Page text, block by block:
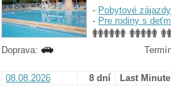
- Pobytové zájazdy
- Pre rodiny s
Doprava:
08.08.2026 8 dní Last Minute